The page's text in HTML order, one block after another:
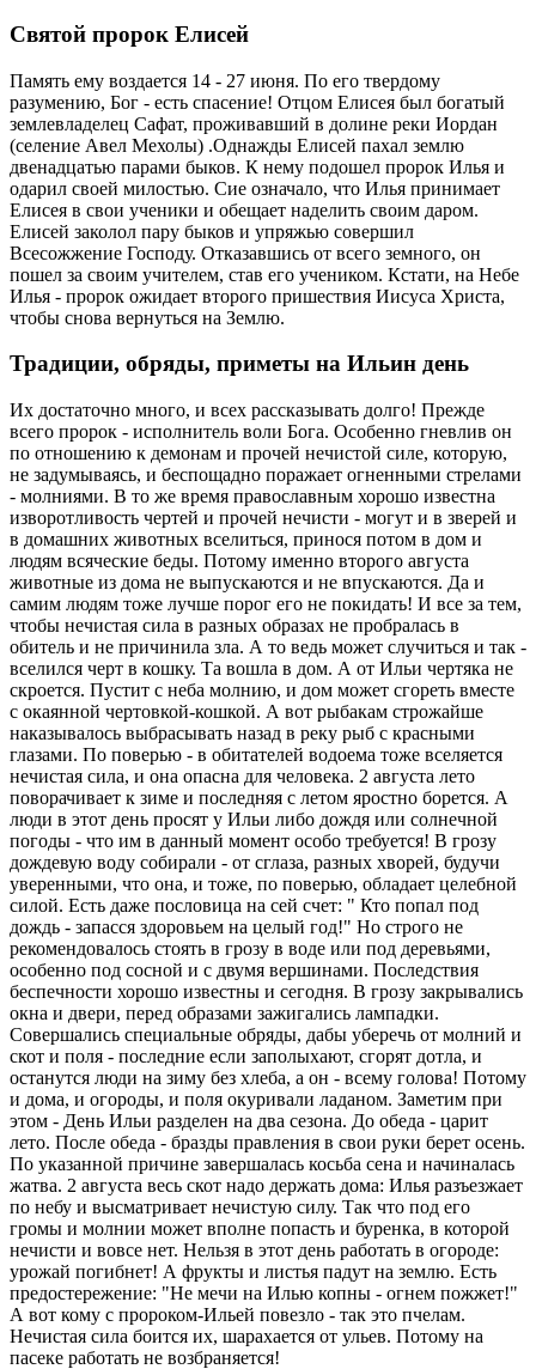
Святой пророк Елисей
Память ему воздается 14 - 27 июня. По его твердому
разумению, Бог - есть спасение! Отцом Елисея был богатый
землевладелец Сафат, проживавший в долине реки Иордан
(селение Авел Мехолы) .Однажды Елисей пахал землю
двенадцатью парами быков. К нему подошел пророк Илья и
одарил своей милостью. Сие означало, что Илья принимает
Елисея в свои ученики и обещает наделить своим даром.
Елисей заколол пару быков и упряжью совершил
Всесожжение Господу. Отказавшись от всего земного, он
пошел за своим учителем, став его учеником. Кстати, на Небе
Илья - пророк ожидает второго пришествия Иисуса Христа,
чтобы снова вернуться на Землю.
Традиции, обряды, приметы на Ильин день
Их достаточно много, и всех рассказывать долго! Прежде
всего пророк - исполнитель воли Бога. Особенно гневлив он
по отношению к демонам и прочей нечистой силе, которую,
не задумываясь, и беспощадно поражает огненными стрелами
- молниями. В то же время православным хорошо известна
изворотливость чертей и прочей нечисти - могут и в зверей и
в домашних животных вселиться, принося потом в дом и
людям всяческие беды. Потому именно второго августа
животные из дома не выпускаются и не впускаются. Да и
самим людям тоже лучше порог его не покидать! И все за тем,
чтобы нечистая сила в разных образах не пробралась в
обитель и не причинила зла. А то ведь может случиться и так -
вселился черт в кошку. Та вошла в дом. А от Ильи чертяка не
скроется. Пустит с неба молнию, и дом может сгореть вместе
с окаянной чертовкой-кошкой. А вот рыбакам строжайше
наказывалось выбрасывать назад в реку рыб с красными
глазами. По поверью - в обитателей водоема тоже вселяется
нечистая сила, и она опасна для человека. 2 августа лето
поворачивает к зиме и последняя с летом яростно борется. А
люди в этот день просят у Ильи либо дождя или солнечной
погоды - что им в данный момент особо требуется! В грозу
дождевую воду собирали - от сглаза, разных хворей, будучи
уверенными, что она, и тоже, по поверью, обладает целебной
силой. Есть даже пословица на сей счет: " Кто попал под
дождь - запасся здоровьем на целый год!" Но строго не
рекомендовалось стоять в грозу в воде или под деревьями,
особенно под сосной и с двумя вершинами. Последствия
беспечности хорошо известны и сегодня. В грозу закрывались
окна и двери, перед образами зажигались лампадки.
Совершались специальные обряды, дабы уберечь от молний и
скот и поля - последние если заполыхают, сгорят дотла, и
останутся люди на зиму без хлеба, а он - всему голова! Потому
и дома, и огороды, и поля окуривали ладаном. Заметим при
этом - День Ильи разделен на два сезона. До обеда - царит
лето. После обеда - бразды правления в свои руки берет осень.
По указанной причине завершалась косьба сена и начиналась
жатва. 2 августа весь скот надо держать дома: Илья разъезжает
по небу и высматривает нечистую силу. Так что под его
громы и молнии может вполне попасть и буренка, в которой
нечисти и вовсе нет. Нельзя в этот день работать в огороде:
урожай погибнет! А фрукты и листья падут на землю. Есть
предостережение: "Не мечи на Илью копны - огнем пожжет!"
А вот кому с пророком-Ильей повезло - так это пчелам.
Нечистая сила боится их, шарахается от ульев. Потому на
пасеке работать не возбраняется!